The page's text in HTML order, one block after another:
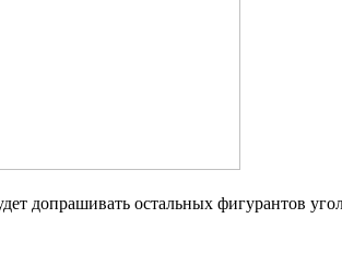
допрашивать остальных фигурантов